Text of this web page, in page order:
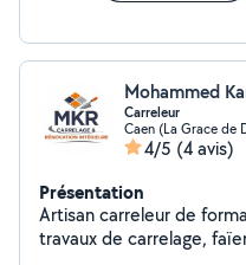
Mohammed
Carreleur
Caen (La Grace de
4/5 (4 avis)
Présentation
Artisan carreleur de
travaux de carrelage,